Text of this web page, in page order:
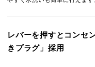
レバーを押すとコンセ
きプラグ」採用